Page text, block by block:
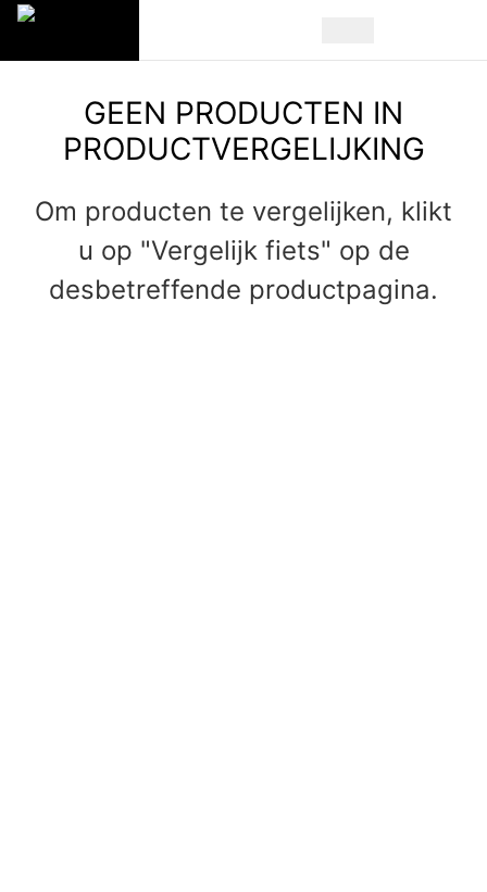
GEEN PRODUCTEN IN
PRODUCTVERGELIJKING
Om producten te vergelijken, klikt
u op "Vergelijk fiets" op de
desbetreffende productpagina.